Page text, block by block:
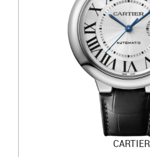
CARTIER